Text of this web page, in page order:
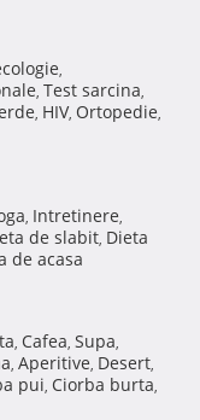
,
, Test sarcina,
, HIV, Ortopedie,
, Intretinere,
de slabit, Dieta
de acasa
, Cafea, Supa,
, Aperitive, Desert,
pui, Ciorba burta,